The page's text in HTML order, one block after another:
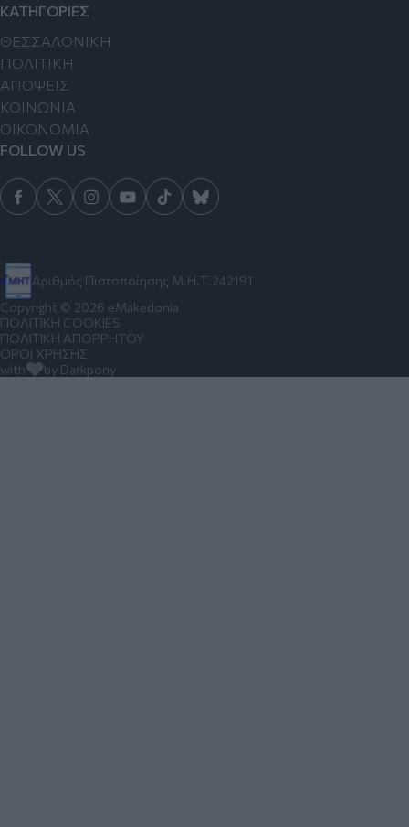
Αριθμός Πιστοποίησης Μ.Η.Τ.242191
ΚΑΤΗΓΟΡΙΕΣ
ΘΕΣΣΑΛΟΝΙΚΗ
ΠΟΛΙΤΙΚΗ
ΑΠΟΨΕΙΣ
ΚΟΙΝΩΝΙΑ
ΟΙΚΟΝΟΜΙΑ
FOLLOW US
Copyright © 2026 eMakedonia
ΠΟΛΙΤΙΚΗ COOKIES
ΠΟΛΙΤΙΚΗ ΑΠΟΡΡΗΤΟΥ
ΟΡΟΙ ΧΡΗΣΗΣ
with
by Darkpony